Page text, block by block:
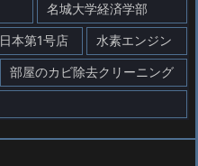
名城大学経済学部
日本第1号店 水素エンジン
部屋のカビ除去クリーニング